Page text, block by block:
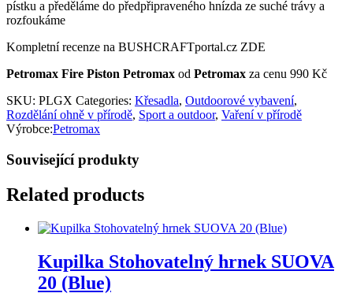
pístku a předěláme do předpřipraveného hnízda ze suché trávy a
rozfoukáme
Kompletní recenze na BUSHCRAFTportal.cz ZDE
Petromax Fire Piston Petromax od Petromax za cenu 990 Kč
SKU: PLGX Categories: Křesadla, Outdoorové vybavení,
Rozdělání ohně v přírodě, Sport a outdoor, Vaření v přírodě
Výrobce:Petromax
Související produkty
Related products
Kupilka Stohovatelný hrnek SUOVA
20 (Blue)